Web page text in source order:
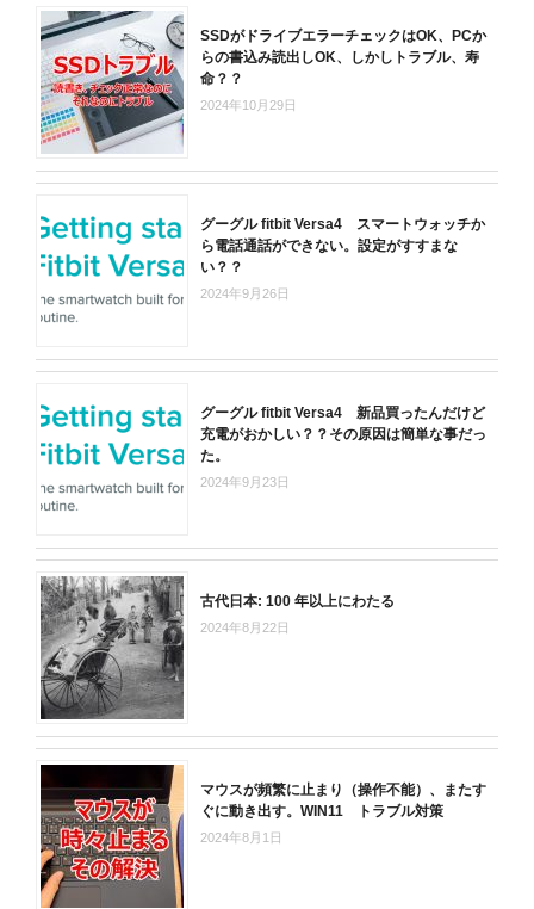
SSDがドライブエラーチェックはOK、PCか
らの書込み読出しOK、しかしトラブル、寿
命？？
2024年10月29日
グーグル fitbit Versa4 スマートウォッチか
ら電話通話ができない。設定がすすまな
い？？
2024年9月26日
グーグル fitbit Versa4 新品買ったんだけど
充電がおかしい？？その原因は簡単な事だっ
た。
2024年9月23日
古代日本: 100 年以上にわたる
2024年8月22日
マウスが頻繁に止まり（操作不能）、またす
ぐに動き出す。WIN11 トラブル対策
2024年8月1日